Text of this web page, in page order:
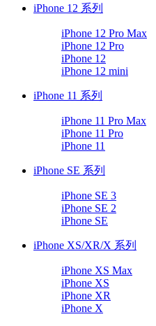
iPhone 12 系列
iPhone 12 Pro Max
iPhone 12 Pro
iPhone 12
iPhone 12 mini
iPhone 11 系列
iPhone 11 Pro Max
iPhone 11 Pro
iPhone 11
iPhone SE 系列
iPhone SE 3
iPhone SE 2
iPhone SE
iPhone XS/XR/X 系列
iPhone XS Max
iPhone XS
iPhone XR
iPhone X